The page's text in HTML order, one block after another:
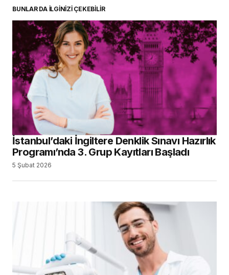
BUNLAR DA İLGİNİZİ ÇEKEBİLİR
İstanbul’daki İngiltere Denklik Sınavı Hazırlık
Programı’nda 3. Grup Kayıtları Başladı
5 Şubat 2026